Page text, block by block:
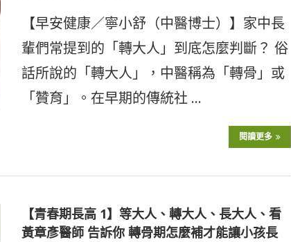
【早安健康／寧小舒（中醫博士）】家中長
輩們常提到的「轉大人」到底怎麼判斷？ 俗
話所說的「轉大人」，中醫稱為「轉骨」或
「贊育」。在早期的傳統社 …
閱讀更多
【青春期長高 1】等大人、轉大人、長大人、看
黃章彥醫師 告訴你 轉骨期怎麼補才能讓小孩長